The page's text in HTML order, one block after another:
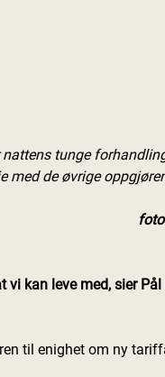
nattens tunge
med de øvrige
kan leve med, sier Pål
til enighet om ny